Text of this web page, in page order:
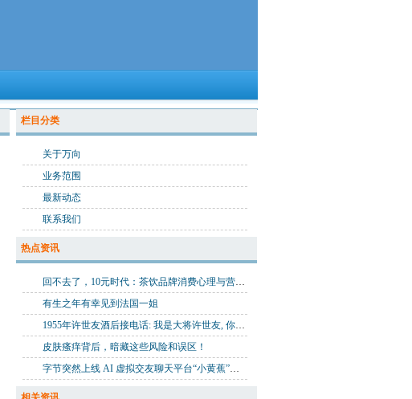
栏目分类
关于万向
业务范围
最新动态
联系我们
热点资讯
回不去了，10元时代：茶饮品牌消费心理与营销思路拆解
有生之年有幸见到法国一姐
1955年许世友酒后接电话: 我是大将许世友, 你哪位? 对方: 小兵恩来
皮肤瘙痒背后，暗藏这些风险和误区！
字节突然上线 AI 虚拟交友聊天平台“小黄蕉”，网友：我想换女朋友了｜钛媒体AGI